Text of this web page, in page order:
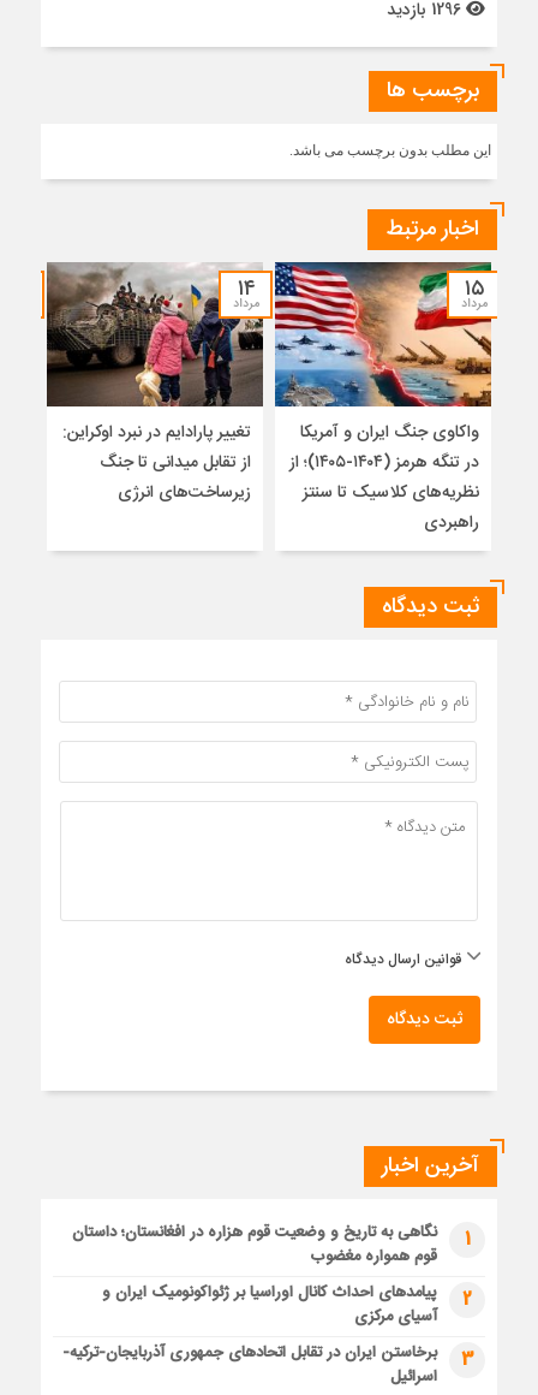
برچسب ها
این مطلب بدون برچسب می باشد.
اخبار مرتبط
۱۵
مرداد
واکاوی جنگ ایران و آمریکا
در تنگه هرمز (۱۴۰۴-۱۴۰۵)؛ از
نظریه‌های کلاسیک تا سنتز
راهبردی
۱۴
مرداد
تغییر پارادایم در نبرد اوکراین:
از تقابل میدانی تا جنگ
زیرساخت‌های انرژی
ثبت دیدگاه
قوانین ارسال دیدگاه
ثبت دیدگاه
آخرین اخبار
1
نگاهی به تاریخ و وضعیت قوم هزاره در افغانستان؛ داستان
قوم همواره مغضوب
2
پیامدهای احداث کانال اوراسیا بر ژئواکونومیک ایران و
آسیای مرکزی
3
برخاستن ایران در تقابل اتحادهای جمهوری آذربایجان-ترکیه-
اسرائیل